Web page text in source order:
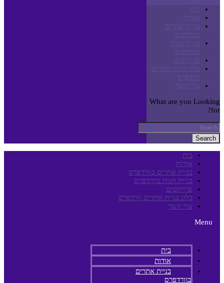
בית
אודות
בניית אתרים
בוורדפרס
בניית חנות
בוורדפרס
פרויקטים
בלוג בניית אתרים
וורדפרס
צור קשר
What are you Looking
for?
Search
בית
אודות
בניית אתרים בוורדפרס
בניית חנות בוורדפרס
פרויקטים
בלוג בניית אתרים וורדפרס
צור קשר
Menu
בית
אודות
בניית אתרים
בוורדפרס